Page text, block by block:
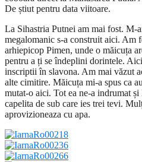
De știut pentru data viitoare.
La Sihastria Putnei am mai fost. M-
megalomanic s-a construit aici. Am
arhiepicop Pimen, unde o măicuța
pentru a ți se îndeplini dorintele.
inscriptii în slavona. Am mai văzut
alte cimitire. Măicuța mi-a spus ca
mutat-o aici. Tot ea ne-a indrumat
capelita de sub care ies trei tevi.
aprovizioneaza cu apa.